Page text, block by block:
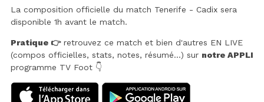
La composition officielle du match Tenerife - Cadix sera
disponible 1h avant le match.
Pratique 👉retrouvez ce match et bien d'autres EN LIVE
(compos officielles, stats, notes, résumé...) sur notre APPLI
programme TV Foot 👇